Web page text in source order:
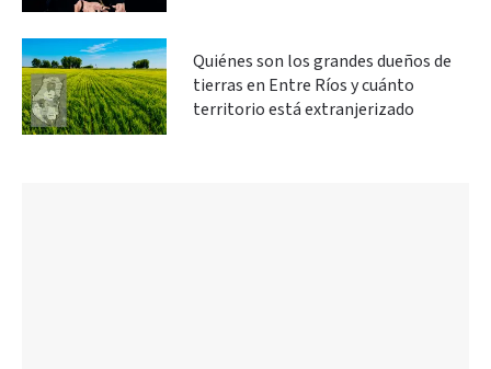
Quiénes son los grandes dueños de
tierras en Entre Ríos y cuánto
territorio está extranjerizado